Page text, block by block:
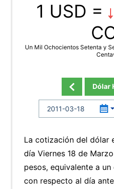
1 USD =
Un Mil Ochocientos Setenta y
Dólar
La cotización del dólar
día Viernes 18 de
pesos, equivalente a
con respecto al día